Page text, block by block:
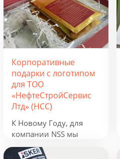
Корпоративные
подарки с логотипом
для ТОО
«НефтеСтройСервис
Лтд» (НСС)
К Новому Году, для
компании NSS мы
разработали
креативную подборку